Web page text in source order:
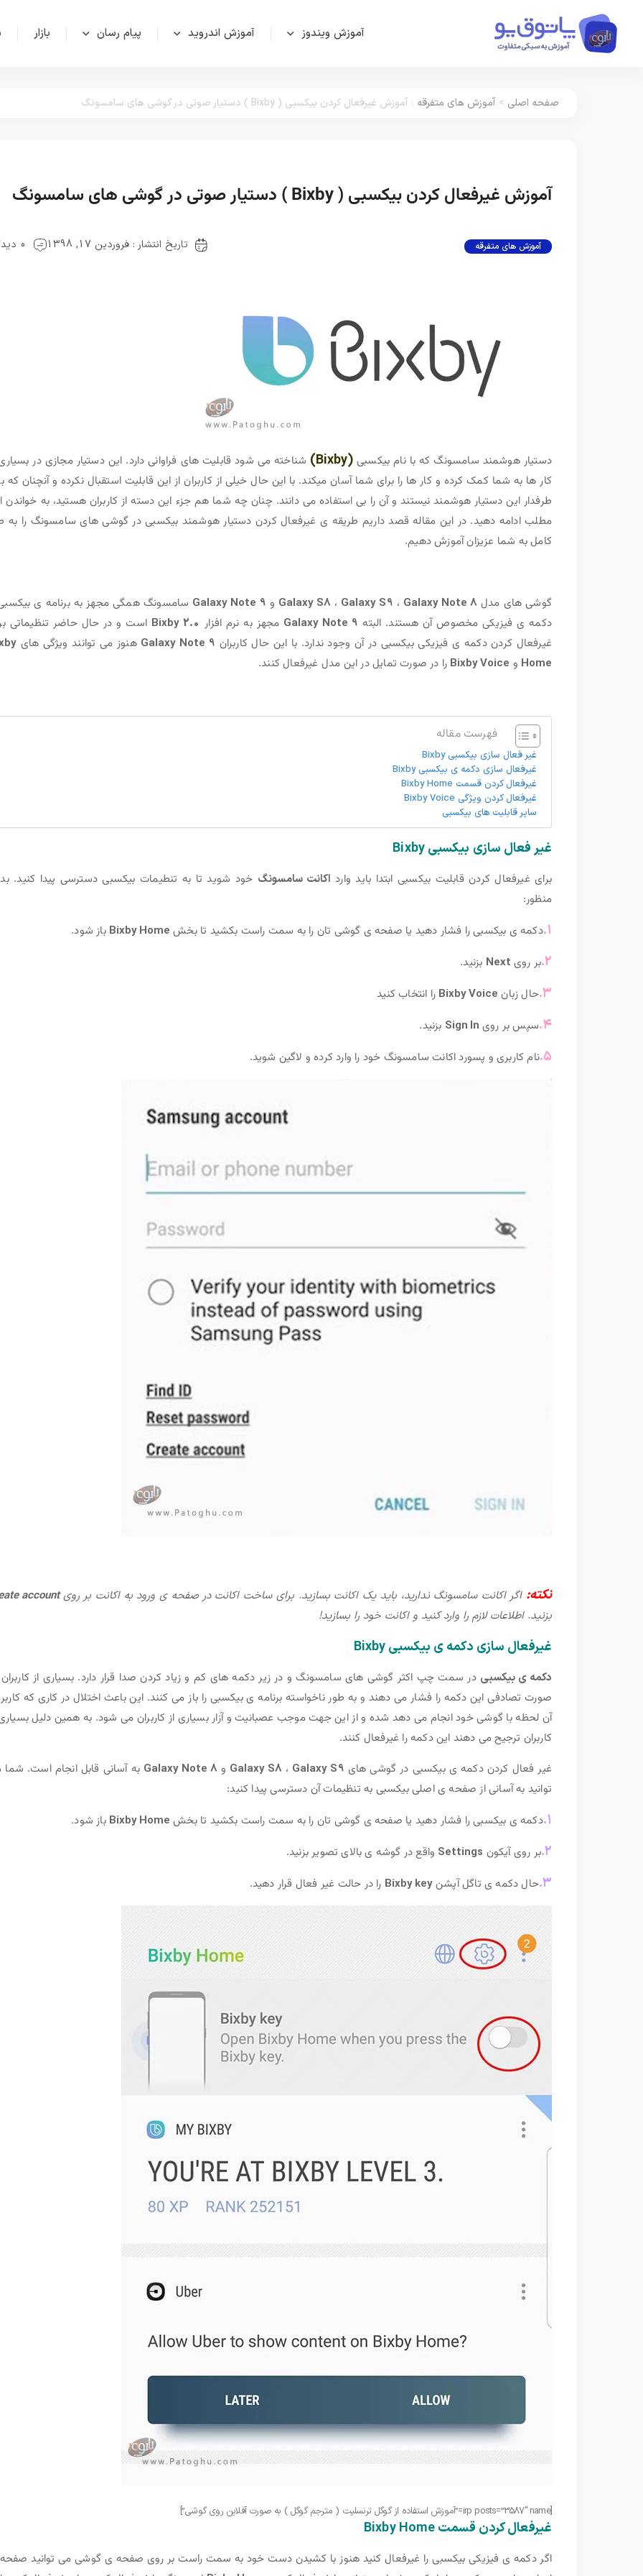
آموزش ویندوز آموزش اندروید پیام رسان بازار
صفحه اصلی > آموزش های متفرقه : آموزش غیرفعال کردن بیکسبی ( Bixby ) دستیار صوتی در گوشی های سامسونگ
آموزش غیرفعال کردن بیکسبی ( Bixby ) دستیار صوتی در گوشی های سامسونگ
آموزش های متفرقه تاریخ انتشار : فروردین 17, 1398 0 دیدگاه
دستیار هوشمند سامسونگ که با نام بیکسبی (Bixby)
شناخته می شود قابلیت های فراوانی دارد. این دستیار مجازی در
کار ها به شما کمک کرده و کار ها را برای شما آسان میکند. با این حال خیلی از کاربران از این قابلیت استقبال نکرده و آنچنان که
طرفدار این دستیار هوشمند نیستند و آن را بی استفاده می دانند. چنان چه شما هم جزء این دسته از کاربران هستید، به خواندن
مطلب ادامه دهید. در این مقاله قصد داریم طریقه ی غیرفعال کردن دستیار هوشمند بیکسبی در گوشی های سامسونگ را به
کامل به شما عزیزان آموزش دهیم.
گوشی های مدل Galaxy S8 ، Galaxy S9 ، Galaxy Note 8 و Galaxy Note 9 سامسونگ همگی مجهز به برنامه ی
دکمه ی فیزیکی مخصوص آن هستند. البته Galaxy Note 9 مجهز به نرم افزار Bixby 2.0 است و در حال حاضر تنظیماتی
غیرفعال کردن دکمه ی فیزیکی بیکسبی در آن وجود ندارد. با این حال کاربران Galaxy Note 9 هنوز می توانند ویژگی های
Home و Bixby Voice را در صورت تمایل در این مدل غیرفعال کنند.
فهرست مقاله
غیر فعال سازی بیکسبی Bixby
غیرفعال سازی دکمه ی بیکسبی Bixby
غیرفعال کردن قسمت Bixby Home
غیرفعال کردن ویژگی Bixby Voice
سایر قابلیت های بیکسبی
غیر فعال سازی بیکسبی Bixby
برای غیرفعال کردن قابلیت بیکسبی ابتدا باید وارد اکانت سامسونگ خود شوید تا به تنطیمات بیکسبی دسترسی پیدا کنید.
منظور:
۱. دکمه ی بیکسبی را فشار دهید یا صفحه ی گوشی تان را به سمت راست بکشید تا بخش Bixby Home باز شود.
۲. بر روی Next بزنید.
۳. حال زبان Bixby Voice را انتخاب کنید
۴. سپس بر روی Sign In بزنید.
۵. نام کاربری و پسورد اکانت سامسونگ خود را وارد کرده و لاگین شوید.
نکته: اگر اکانت سامسونگ ندارید، باید یک اکانت بسازید. برای ساخت اکانت در صفحه ی ورود به اکانت بر رویaccount
بزنید. اطلاعات لازم را وارد کنید و اکانت خود را بسازید!
غیرفعال سازی دکمه ی بیکسبی Bixby
دکمه ی بیکسبی در سمت چپ اکثر گوشی های سامسونگ و در زیر دکمه های کم و زیاد کردن صدا قرار دارد. بسیاری از
صورت تصادفی این دکمه را فشار می دهند و به طور ناخواسته برنامه ی بیکسبی را باز می کنند. این باعث اختلال در کاری که
آن لحظه با گوشی خود انجام می دهد شده و از این جهت موجب عصبانیت و آزار بسیاری از کاربران می شود. به همین دلیل
کاربران ترجیح می دهند این دکمه را غیرفعال کنند.
غیر فعال کردن دکمه ی بیکسبی در گوشی های
Galaxy S8، Galaxy S9 وGalaxy Note 8 به آسانی قابل انجام است.
توانید به آسانی از صفحه ی اصلی بیکسبی به تنظیمات آن دسترسی پیدا کنید:
۱. دکمه ی بیکسبی را فشار دهید یا صفحه ی گوشی تان را به سمت راست بکشید تا بخش Bixby Home باز شود.
۲. بر روی آیکون Settings واقع در گوشه ی بالای تصویر بزنید.
۳. حال دکمه ی تاگل آپشنBixby key را در حالت غیر فعال قرار دهید.
[irp posts=”3587″ name=”آموزش استفاده از گوگل ترنسلیت ( مترجم گوگل ) به صورت آفلاین روی گوشی”]
غیرفعال کردن قسمت Bixby Home
اگر دکمه ی فیزیکی بیکسبی را غیرفعال کنید هنوز با کشیدن دست خود به سمت راست بر روی صفحه ی گوشی می توانید